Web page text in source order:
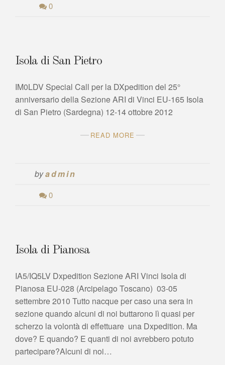
0
Isola di San Pietro
IM0LDV Special Call per la DXpedition del 25°
anniversario della Sezione ARI di Vinci EU-165 Isola
di San Pietro (Sardegna) 12-14 ottobre 2012
READ MORE
byadmin
0
Isola di Pianosa
IA5/IQ5LV Dxpedition Sezione ARI Vinci Isola di
Pianosa EU-028 (Arcipelago Toscano) 03-05
settembre 2010 Tutto nacque per caso una sera in
sezione quando alcuni di noi buttarono lì quasi per
scherzo la volontà di effettuare una Dxpedition. Ma
dove? E quando? E quanti di noi avrebbero potuto
partecipare?Alcuni di noi…